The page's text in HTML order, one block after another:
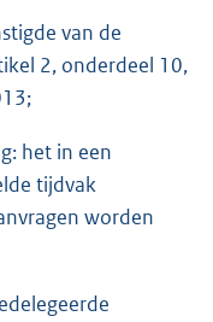
van de
2, onderdeel 10,
het in een
tijdvak
worden